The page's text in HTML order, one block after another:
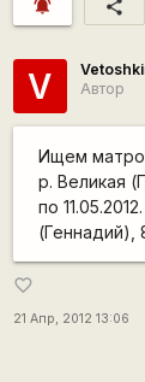
notifications_active share
V
Автор
Ищем
р. Великая
по
(Геннадий),
favorite_border
21 Апр, 2012 13:06